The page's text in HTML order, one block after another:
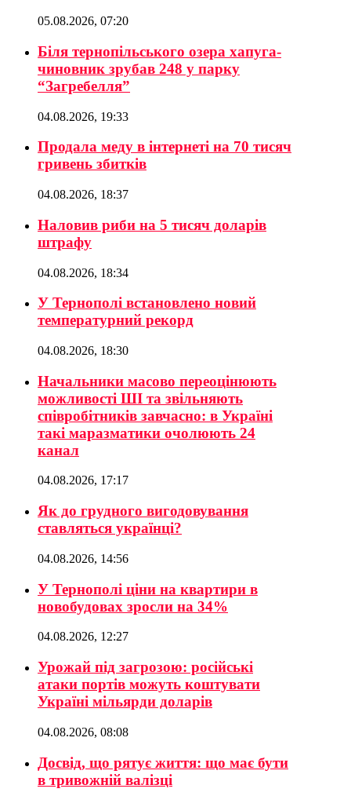
05.08.2026, 07:20
Біля тернопільського озера хапуга-
чиновник зрубав 248 у парку
“Загребелля”
04.08.2026, 19:33
Продала меду в інтернеті на 70 тисяч
гривень збитків
04.08.2026, 18:37
Наловив риби на 5 тисяч доларів
штрафу
04.08.2026, 18:34
У Тернополі встановлено новий
температурний рекорд
04.08.2026, 18:30
Начальники масово переоцінюють
можливості ШІ та звільняють
співробітників завчасно: в Україні
такі маразматики очолюють 24
канал
04.08.2026, 17:17
Як до грудного вигодовування
ставляться українці?
04.08.2026, 14:56
У Тернополі ціни на квартири в
новобудовах зросли на 34%
04.08.2026, 12:27
Урожай під загрозою: російські
атаки портів можуть коштувати
Україні мільярди доларів
04.08.2026, 08:08
Досвід, що рятує життя: що має бути
в тривожній валізці